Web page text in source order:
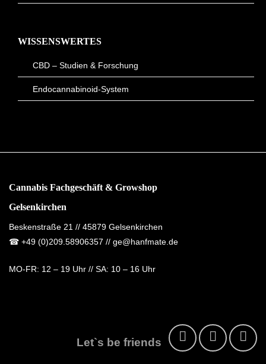
WISSENSWERTES
CBD – Studien & Forschung
Endocannabinoid-System
Cannabis Fachgeschäft & Growshop
Gelsenkirchen
Beskenstraße 21 // 45879 Gelsenkirchen
☎ +49 (0)209.58906357 // ge@hanfmate.de
MO-FR: 12 – 19 Uhr // SA: 10 – 16 Uhr
Let`s be friends